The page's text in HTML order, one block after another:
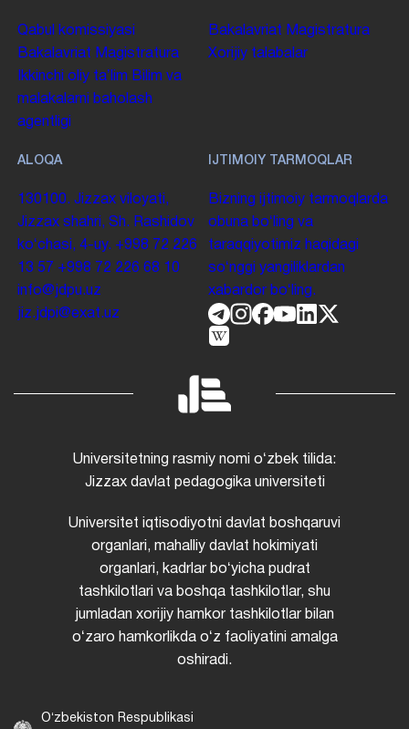
Qabul komissiyasi
Bakalavriat Magistratura
Ikkinchi oliy taʼlim Bilim va
malakalarni baholash
agentligi
Bakalavriat Magistratura
Xorijiy talabalar
ALOQA
130100. Jizzax viloyati,
Jizzax shahri, Sh. Rashidov
koʻchasi, 4-uy. +998 72 226
13 57 +998 72 226 68 10
info@jdpu.uz
jiz.jdpi@exat.uz
IJTIMOIY TARMOQLAR
Bizning ijtimoiy tarmoqlarda
obuna boʻling va
taraqqiyotimiz haqidagi
soʻnggi yangiliklardan
xabardor boʻling.
Universitetning rasmiy nomi oʻzbek tilida:
Jizzax davlat pedagogika universiteti
Universitet iqtisodiyotni davlat boshqaruvi
organlari, mahalliy davlat hokimiyati
organlari, kadrlar boʻyicha pudrat
tashkilotlari va boshqa tashkilotlar, shu
jumladan xorijiy hamkor tashkilotlar bilan
oʻzaro hamkorlikda oʻz faoliyatini amalga
oshiradi.
Oʻzbekiston Respublikasi